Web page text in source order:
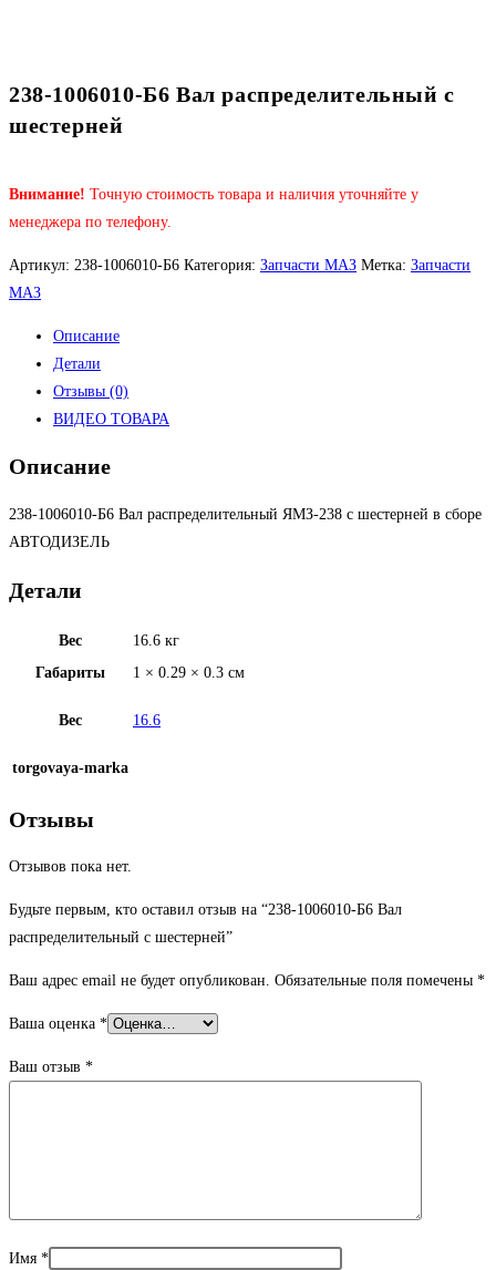
238-1006010-Б6 Вал распределительный с
шестерней
Внимание! Точную стоимость товара и наличия уточняйте у
менеджера по телефону.
Артикул: 238-1006010-Б6 Категория: Запчасти МАЗ Метка: Запчасти
МАЗ
Описание
Детали
Отзывы (0)
ВИДЕО ТОВАРА
Описание
238-1006010-Б6 Вал распределительный ЯМЗ-238 с шестерней в сборе
АВТОДИЗЕЛЬ
Детали
Вес
16.6 кг
Габариты
1 × 0.29 × 0.3 см
Вес 16.6
torgovaya-marka
Отзывы
Отзывов пока нет.
Будьте первым, кто оставил отзыв на “238-1006010-Б6 Вал
распределительный с шестерней”
Ваш адрес email не будет опубликован. Обязательные поля помечены *
Ваша оценка *
Ваш отзыв *
Имя *